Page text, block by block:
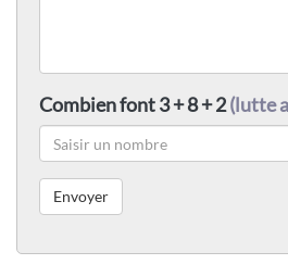
Combien font 3 + 8 + 2(lutte